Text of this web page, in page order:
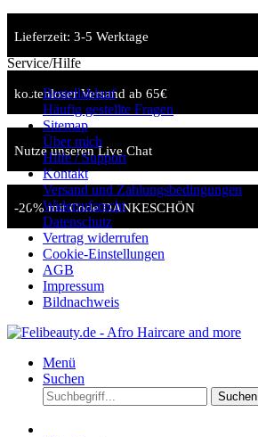
Lieferzeit: 3-5 Werktage
kostenloser Versand ab 65€
Nutze unseren Live Chat
-20% mit Code DANKESCHÖN
Service/Hilfe
Bestellablauf
Häufig gestellte Fragen
Sitemap
Über mich
Hilfe / Support
Kontakt
Versand und Zahlungsbedingungen
Widerrufsrecht
Datenschutz
Vertrag widerrufen
Cookie-Einstellungen
AGB
Impressum
Bildnachweis
Menü
Suchen
Suchen